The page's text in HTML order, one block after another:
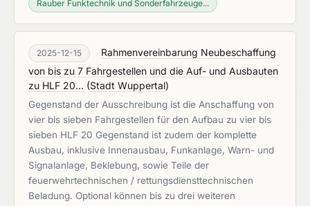
Rauber Funktechnik und Sonderfahrzeuge...
2025-12-15
Rahmenvereinbarung Neubeschaffung
von bis zu 7 Fahrgestellen und die Auf- und Ausbauten
zu HLF 20... (Stadt Wuppertal)
Gegenstand der Ausschreibung ist die Anschaffung von
vier bis sieben Fahrgestellen für den Aufbau zu vier bis
sieben HLF 20 Gegenstand ist zudem der komplette
Ausbau, inklusive Innenausbau, Funkanlage, Warn- und
Signalanlage, Beklebung, sowie Teile der
feuerwehrtechnischen / rettungsdiensttechnischen
Beladung. Optional können bis zu drei weiteren